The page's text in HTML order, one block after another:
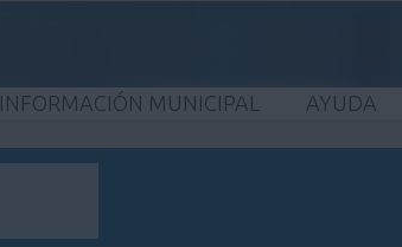
INFORMACIÓN MUNICIPAL AYUDA